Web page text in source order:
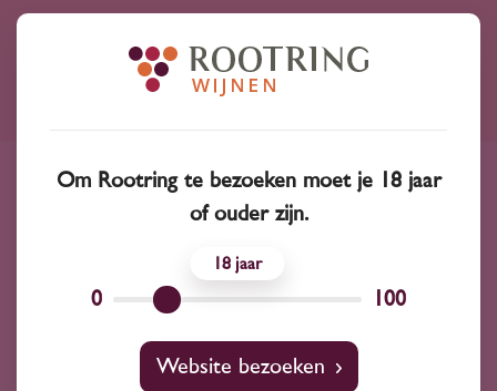
Advies nodig?
Wijnprofessionals
10+ jaar ervaring
Om Rootring te bezoeken moet je 18 jaar
of ouder zijn.
0
18
100
Website bezoeken